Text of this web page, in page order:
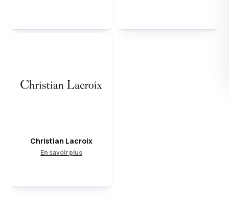
Christian Lacroix
En savoir plus